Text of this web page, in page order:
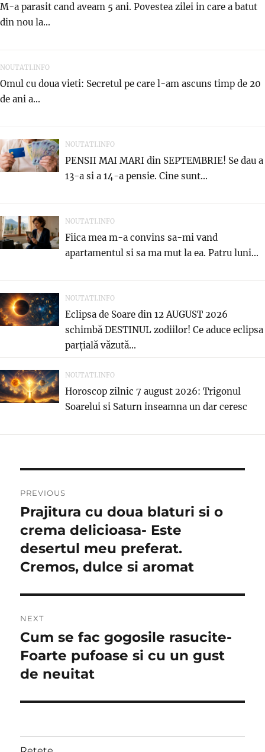
M-a parasit cand aveam 5 ani. Povestea zilei in care a batut
din nou la...
NOUTATI.INFO
Omul cu doua vieti: Secretul pe care l-am ascuns timp de 20
de ani a...
NOUTATI.INFO
PENSII MAI MARI din SEPTEMBRIE! Se dau a
13-a si a 14-a pensie. Cine sunt...
NOUTATI.INFO
Fiica mea m-a convins sa-mi vand
apartamentul si sa ma mut la ea. Patru luni...
NOUTATI.INFO
Eclipsa de Soare din 12 AUGUST 2026
schimbă DESTINUL zodiilor! Ce aduce eclipsa
parțială văzută...
NOUTATI.INFO
Horoscop zilnic 7 august 2026: Trigonul
Soarelui si Saturn inseamna un dar ceresc
navigation
PREVIOUS
Previous
post:
Prajitura cu doua blaturi si o
crema delicioasa- Este
desertul meu preferat.
Cremos, dulce si aromat
NEXT
Next
post:
Cum se fac gogosile rasucite-
Foarte pufoase si cu un gust
de neuitat